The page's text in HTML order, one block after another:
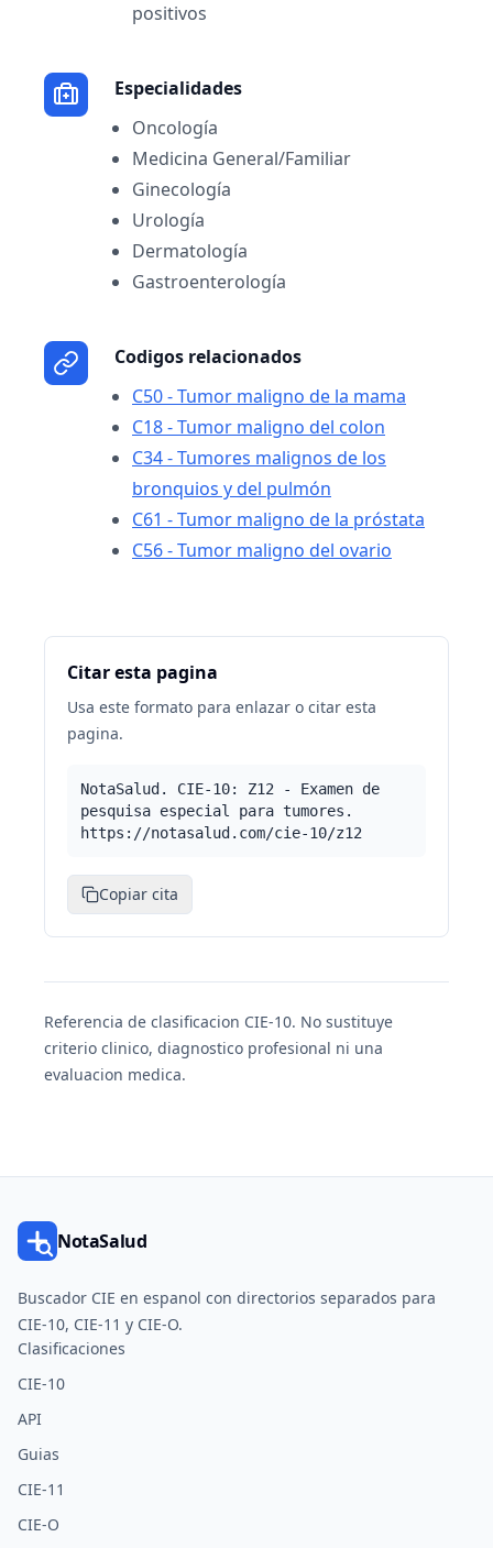
positivos
Especialidades
Oncología
Medicina General/Familiar
Ginecología
Urología
Dermatología
Gastroenterología
Codigos relacionados
C50 - Tumor maligno de la mama
C18 - Tumor maligno del colon
C34 - Tumores malignos de los
bronquios y del pulmón
C61 - Tumor maligno de la próstata
C56 - Tumor maligno del ovario
Citar esta pagina
Usa este formato para enlazar o citar esta
pagina.
NotaSalud. CIE-10: Z12 - Examen de
pesquisa especial para tumores.
https://notasalud.com/cie-10/z12
Copiar cita
Referencia de clasificacion CIE-10. No sustituye
criterio clinico, diagnostico profesional ni una
evaluacion medica.
NotaSalud
Buscador CIE en espanol con directorios separados para
CIE-10, CIE-11 y CIE-O.
Clasificaciones
CIE-10
API
Guias
CIE-11
CIE-O